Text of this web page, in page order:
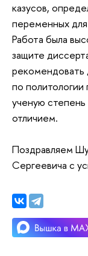
казусов,
переменных
Работа была
защите
рекомендовать
по
ученую степень
отличием.
Поздравляем
Сергеевича с